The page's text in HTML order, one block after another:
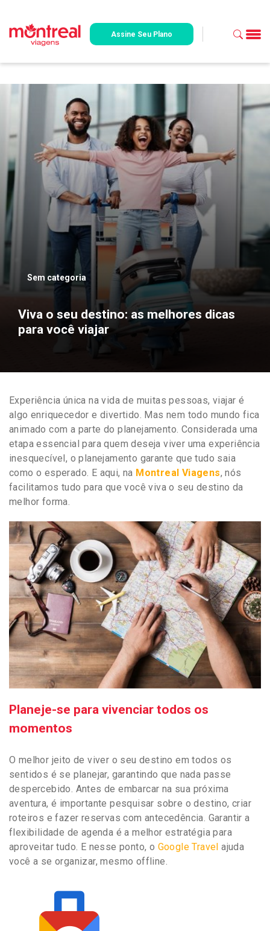
Assine Seu Plano
Sem categoria
Viva o seu destino: as melhores dicas
para você viajar
Experiência única na vida de muitas pessoas, viajar é
algo enriquecedor e divertido. Mas nem todo mundo fica
animado com a parte do planejamento. Considerada uma
etapa essencial para quem deseja viver uma experiência
inesquecível, o planejamento garante que tudo saia
como o esperado. E aqui, na Montreal Viagens, nós
facilitamos tudo para que vocêviva o seu destino da
melhor forma.
Planeje-se para vivenciar todos os
momentos
O melhor jeito de viver o seu destino em todos os
sentidos é se planejar, garantindo que nada passe
despercebido. Antes de embarcar na sua próxima
aventura, é importante pesquisar sobre o destino, criar
roteiros e fazer reservas com antecedência. Garantir a
flexibilidade de agenda é a melhor estratégia para
aproveitar tudo. E nesse ponto, o Google Travel ajuda
você a se organizar, mesmo offline.